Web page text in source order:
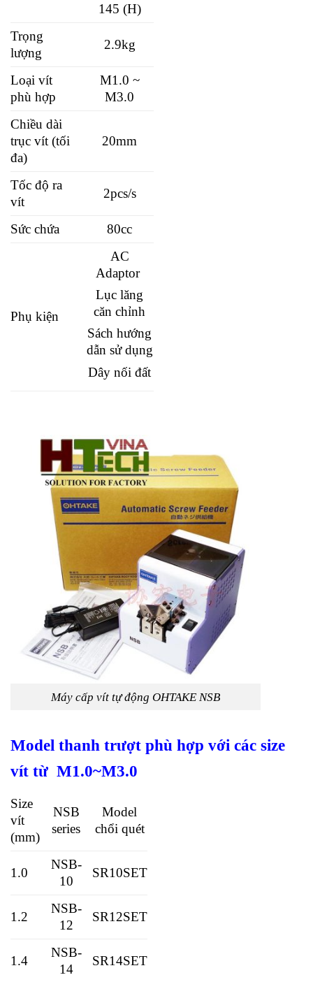
145 (H)
Trọng
lượng
2.9kg
Loại vít
phù hợp
M1.0 ~
M3.0
Chiều dài
trục vít (tối
đa)
20mm
Tốc độ ra
vít
2pcs/s
Sức chứa 80cc
Phụ kiện
AC
Adaptor
Lục lăng
căn chỉnh
Sách hướng
dẫn sử dụng
Dây nối đất
Máy cấp vít tự động OHTAKE NSB
Model thanh trượt phù hợp với các size
vít từ M1.0~M3.0
Size
vít
(mm)
NSB
series
Model
chổi quét
1.0
NSB-
10
SR10SET
1.2
NSB-
12
SR12SET
1.4
NSB-
14
SR14SET